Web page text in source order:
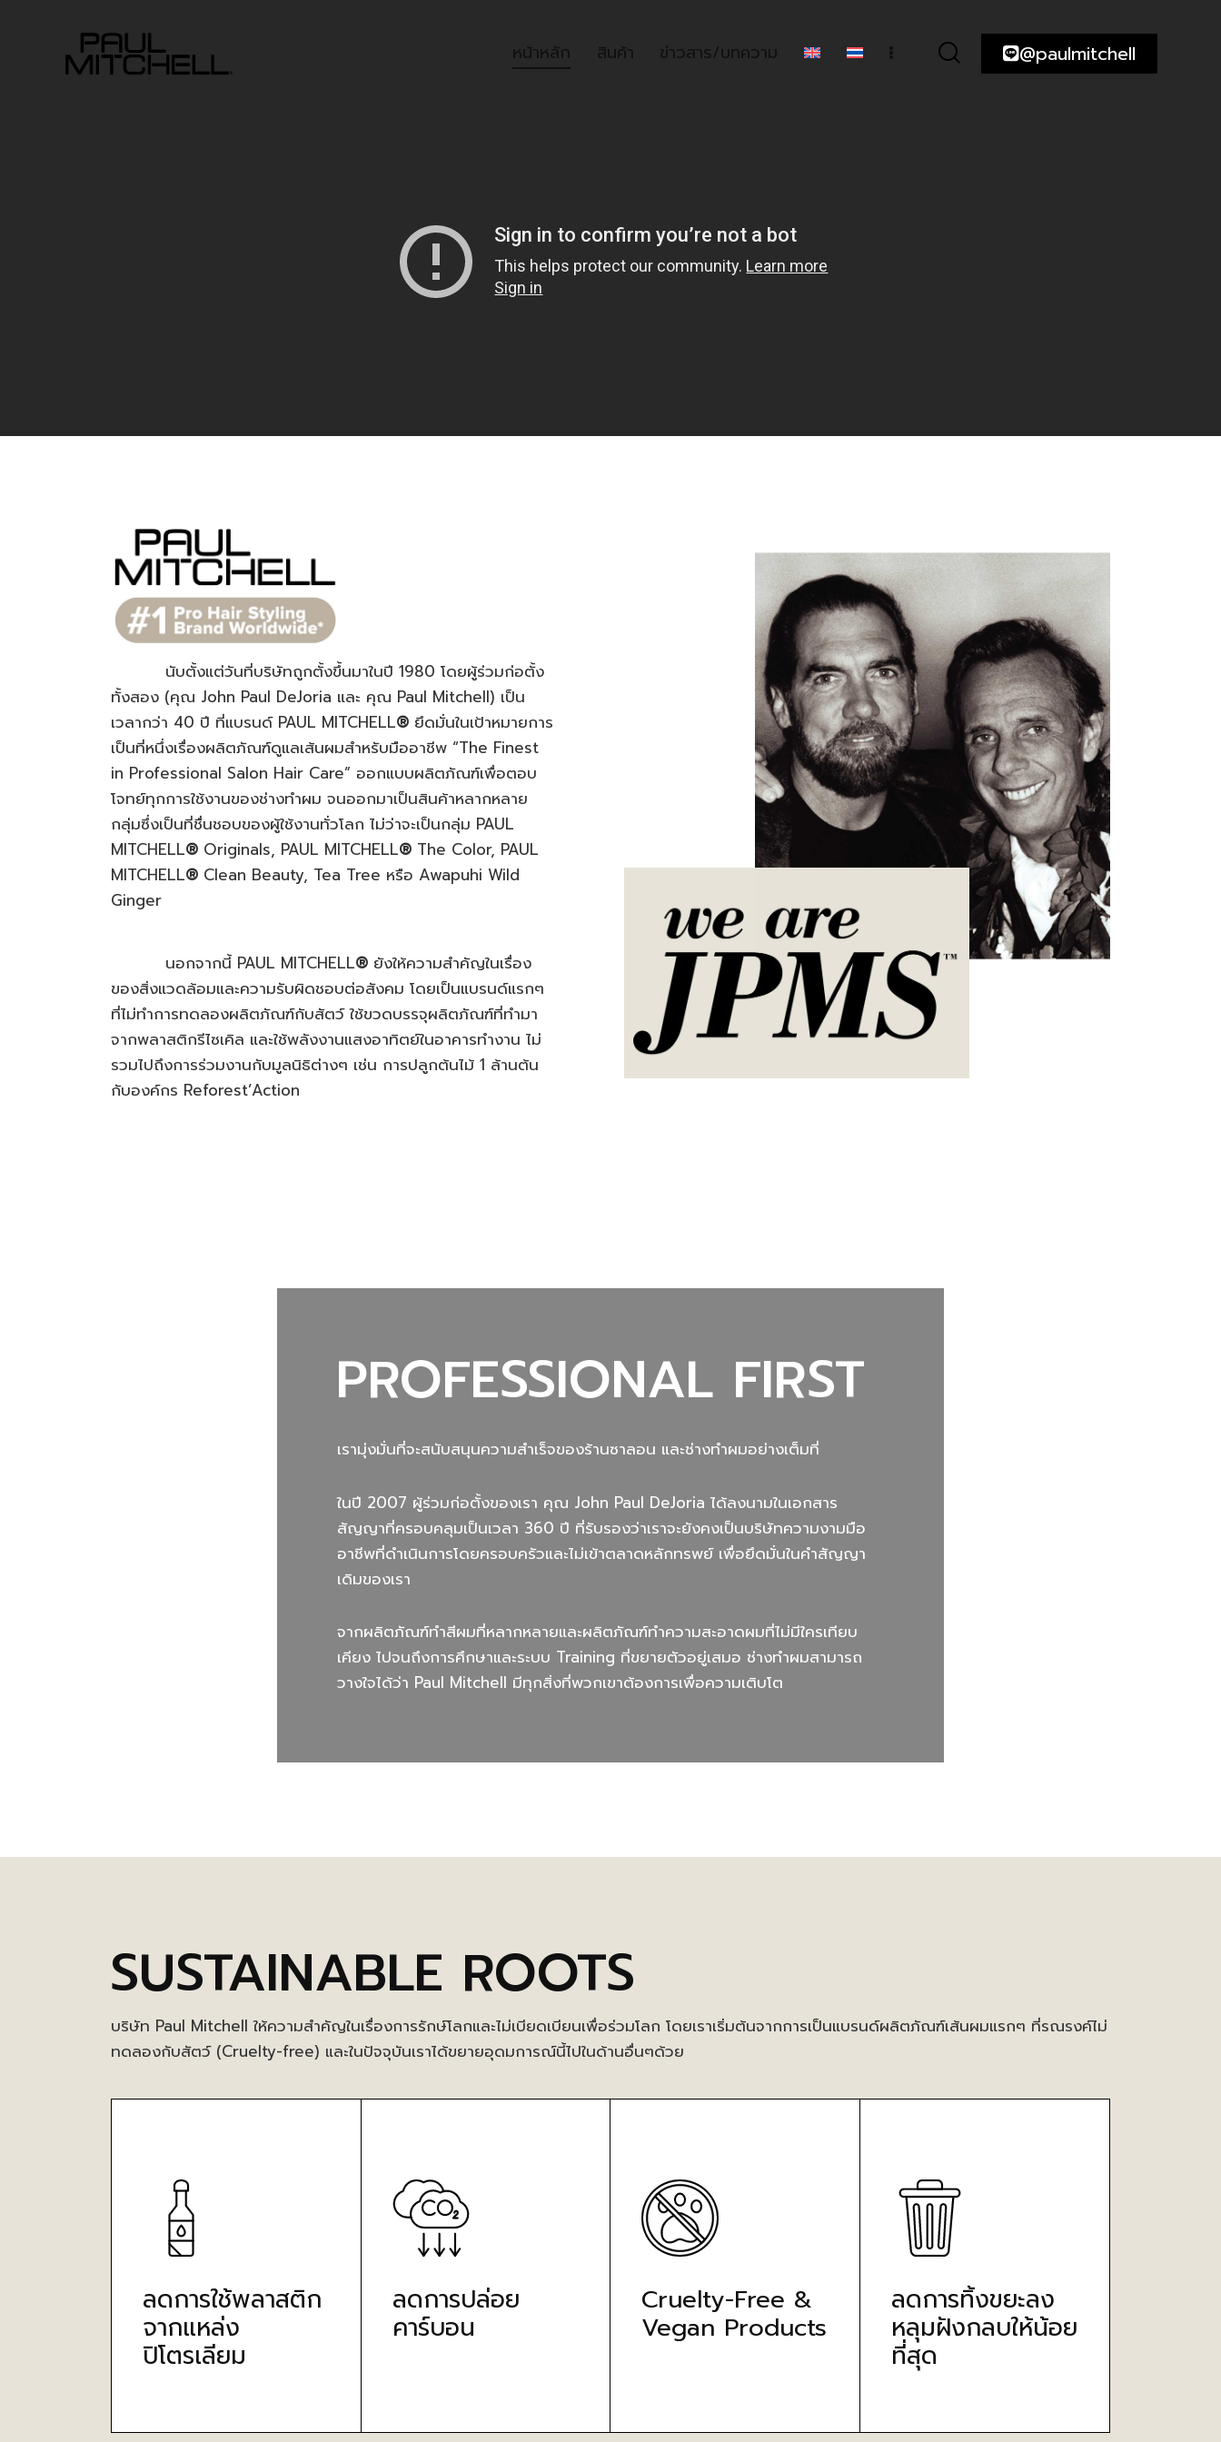
หน้าหลัก สินค้า ข่าวสาร/บทความ @paulmitchell
นับตั้งแต่วันที่บริษัทถูกตั้งขึ้นมาในปี 1980 โดยผู้ร่วมก่อตั้ง
ทั้งสอง (คุณ John Paul DeJoria และ คุณ Paul Mitchell) เป็น
เวลากว่า 40 ปี ที่แบรนด์ PAUL MITCHELL® ยึดมั่นในเป้าหมายการ
เป็นที่หนึ่งเรื่องผลิตภัณฑ์ดูแลเส้นผมสำหรับมืออาชีพ “The Finest
in Professional Salon Hair Care” ออกแบบผลิตภัณฑ์เพื่อตอบ
โจทย์ทุกการใช้งานของช่างทำผม จนออกมาเป็นสินค้าหลากหลาย
กลุ่มซึ่งเป็นที่ชื่นชอบของผู้ใช้งานทั่วโลก ไม่ว่าจะเป็นกลุ่ม PAUL
MITCHELL® Originals, PAUL MITCHELL® The Color, PAUL
MITCHELL® Clean Beauty, Tea Tree หรือ Awapuhi Wild
Ginger
นอกจากนี้ PAUL MITCHELL® ยังให้ความสำคัญในเรื่อง
ของสิ่งแวดล้อมและความรับผิดชอบต่อสังคม โดยเป็นแบรนด์แรกๆ
ที่ไม่ทำการทดลองผลิตภัณฑ์กับสัตว์ ใช้ขวดบรรจุผลิตภัณฑ์ที่ทำมา
จากพลาสติกรีไซเคิล และใช้พลังงานแสงอาทิตย์ในอาคารทำงาน ไม่
รวมไปถึงการร่วมงานกับมูลนิธิต่างๆ เช่น การปลูกต้นไม้ 1 ล้านต้น
กับองค์กร Reforest’Action
PROFESSIONAL FIRST
เรามุ่งมั่นที่จะสนับสนุนความสำเร็จของร้านซาลอน และช่างทำผมอย่างเต็มที่
ในปี 2007 ผู้ร่วมก่อตั้งของเรา คุณ John Paul DeJoria ได้ลงนามในเอกสาร
สัญญาที่ครอบคลุมเป็นเวลา 360 ปี ที่รับรองว่าเราจะยังคงเป็นบริษัทความงามมือ
อาชีพที่ดำเนินการโดยครอบครัวและไม่เข้าตลาดหลักทรพย์ เพื่อยึดมั่นในคำสัญญา
เดิมของเรา
จากผลิตภัณฑ์ทำสีผมที่หลากหลายและผลิตภัณฑ์ทำความสะอาดผมที่ไม่มีใครเทียบ
เคียง ไปจนถึงการศึกษาและระบบ Training ที่ขยายตัวอยู่เสมอ ช่างทำผมสามารถ
วางใจได้ว่า Paul Mitchell มีทุกสิ่งที่พวกเขาต้องการเพื่อความเติบโต
SUSTAINABLE ROOTS
บริษัท Paul Mitchell ให้ความสำคัญในเรื่องการรักษ์โลกและไม่เบียดเบียนเพื่อร่วมโลก โดยเราเริ่มต้นจากการเป็นแบรนด์ผลิตภัณฑ์เส้นผมแรกๆ ที่รณรงค์ไม่
ทดลองกับสัตว์ (Cruelty-free) และในปัจจุบันเราได้ขยายอุดมการณ์นี้ไปในด้านอื่นๆด้วย
ลดการใช้พลาสติก
จากแหล่ง
ปิโตรเลียม
ลดการปล่อย
คาร์บอน
Cruelty-Free &
Vegan Products
ลดการทิ้งขยะลง
หลุมฝังกลบให้น้อย
ที่สุด